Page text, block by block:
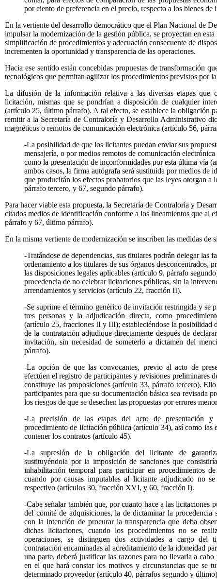
por ciento de preferencia en el precio, respecto a los bienes
En la vertiente del desarrollo democrático que el Plan Nacional de
impulsar la modernización de la gestión pública, se proyectan en
simplificación de procedimientos y adecuación consecuente de
incrementen la oportunidad y transparencia de las operaciones.
Hacia ese sentido están concebidas propuestas de transformación
tecnológicos que permitan agilizar los procedimientos previstos por
La difusión de la información relativa a las diversas etapas que
licitación, mismas que se pondrían a disposición de cualquier
(artículo 25, último párrafo). A tal efecto, se establece la obligación
remitir a la Secretaría de Contraloría y Desarrollo Administrativo
magnéticos o remotos de comunicación electrónica (artículo 56,
-La posibilidad de que los licitantes puedan enviar sus
mensajería, o por medios remotos de comunicación
como la presentación de inconformidades por esta última vía
ambos casos, la firma autógrafa será sustituida por medios de
que producirán los efectos probatorios que las leyes otorgan a
párrafo tercero, y 67, segundo párrafo).
Para hacer viable esta propuesta, la Secretaría de Contraloría y
citados medios de identificación conforme a los lineamientos que al
párrafo y 67, último párrafo).
En la misma vertiente de modernización se inscriben las medidas de
-Tratándose de dependencias, sus titulares podrán delegar las
ordenamiento a los titulares de sus órganos desconcentrados,
las disposiciones legales aplicables (artículo 9, párrafo
procedencia de no celebrar licitaciones públicas, sin la
arrendamientos y servicios (artículo 22, fracción II).
-Se suprime el término genérico de invitación restringida y se
tres personas y la adjudicación directa, como
(artículo 25, fracciones II y III); estableciéndose la posibilidad
de la contratación adjudique directamente después de
invitación, sin necesidad de someterlo a dictamen del
párrafo).
-La opción de que las convocantes, previo al acto de
efectúen el registro de participantes y revisiones preliminares
constituye las proposiciones (artículo 33, párrafo tercero).
participantes para que su documentación básica sea revisada
los riesgos de que se desechen las propuestas por errores
-La precisión de las etapas del acto de presentación y
procedimiento de licitación pública (artículo 34), así como las
contener los contratos (artículo 45).
-La supresión de la obligación del licitante de
sustituyéndola por la imposición de sanciones que
inhabilitación temporal para participar en procedimientos
cuando por causas imputables al licitante adjudicado no
respectivo (artículos 30, fracción XVI, y 60, fracción I).
-Cabe señalar también que, por cuanto hace a las licitaciones
del comité de adquisiciones, la de dictaminar la procedencia
con la intención de procurar la transparencia que deba
dichas licitaciones, cuando los procedimientos no se
operaciones, se distinguen dos actividades a cargo del
contratación encaminadas al acreditamiento de la idoneidad
una parte, deberá justificar las razones para no llevarla a
en el que hará constar los motivos y circunstancias que se
determinado proveedor (artículo 40, párrafos segundo y